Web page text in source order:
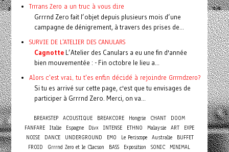
Trrrans Zero a un truc à vous dire
Grrrnd Zero fait l’objet depuis plusieurs mois d’une
campagne de dénigrement, à travers des prises de...
SURVIE DE L'ATELIER DES CANULARS
CagnotteL’Atelier des Canulars a eu une fin d'année
bien mouvementée : - Fin octobre le lieu a...
Alors c'est vrai, tu t'es enfin décidé à rejoindre Grrrndzero?
Si tu es arrivé sur cette page, c'est que tu envisages de
participer à Grrrnd Zero. Merci, on va...
BREAKSTEP ACOUSTIQUE BREAKCORE Hongrie CHANT
DOOM
FANFARE Italie Espagne Divx INTENSE ETHNO Malaysie ART
EXPE
NOISE
DANCE UNDERGROUND EMO Le Periscope Australie
BUFFET
FROID
Grrrnd Zero et le Clacson BASS Exposition SONIC
MINIMAL